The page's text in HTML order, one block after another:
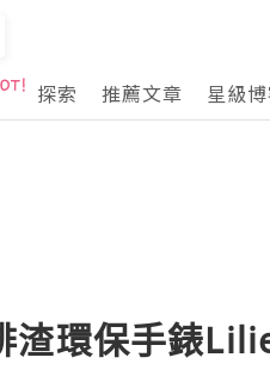
探索 推薦文章 星級
渣環保手錶